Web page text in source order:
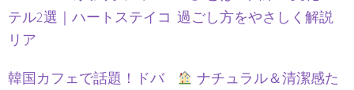
テル2選｜ハートステイコ
リア
過ごし方をやさしく解説
韓国カフェで話題！ドバ
ナチュラル＆清潔感た